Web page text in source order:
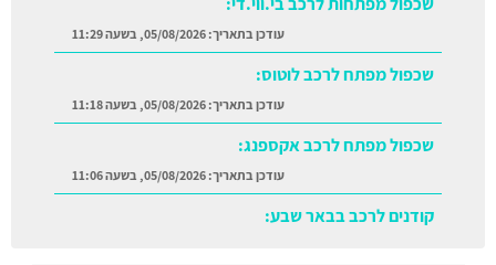
שכפול מפתח לרכב לוטוס:
עודכן בתאריך: 05/08/2026, בשעה 11:18
שכפול מפתח לרכב אקספנג:
עודכן בתאריך: 05/08/2026, בשעה 11:06
קודנים לרכב בבאר שבע:
עודכן בתאריך: 05/08/2026, בשעה 11:38